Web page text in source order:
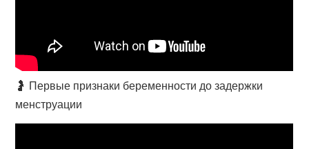
🤰 Первые признаки беременности до задержки
менструации